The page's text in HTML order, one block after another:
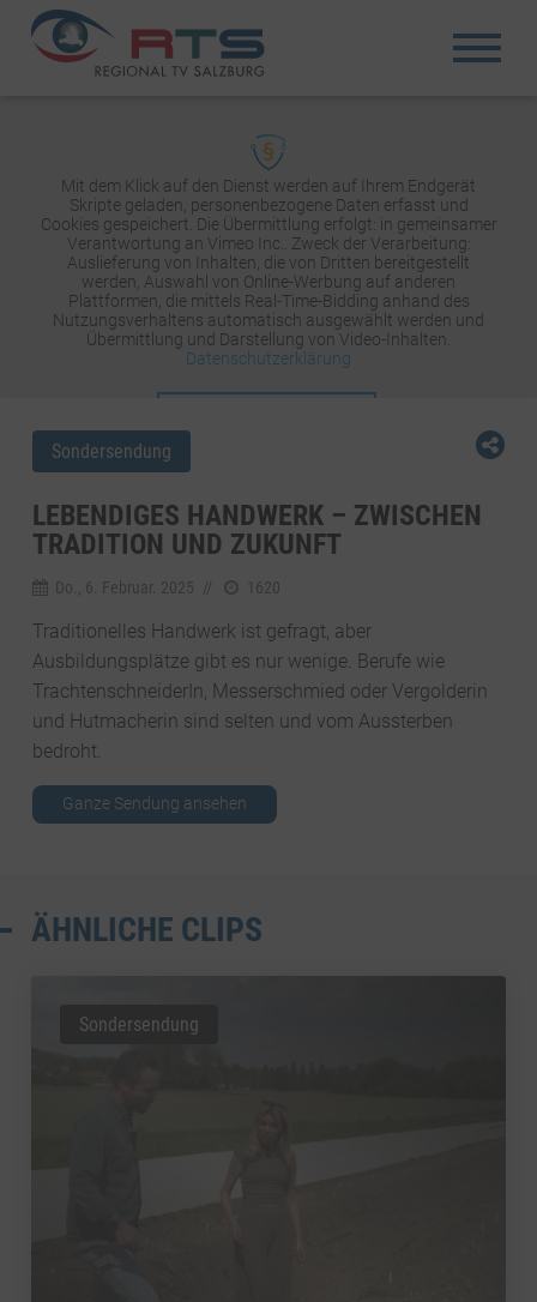
Mit dem Klick auf den Dienst werden auf Ihrem Endgerät
Skripte geladen, personenbezogene Daten erfasst und
Cookies gespeichert. Die Übermittlung erfolgt: in gemeinsamer
Verantwortung an Vimeo Inc.. Zweck der Verarbeitung:
Auslieferung von Inhalten, die von Dritten bereitgestellt
werden, Auswahl von Online-Werbung auf anderen
Plattformen, die mittels Real-Time-Bidding anhand des
Nutzungsverhaltens automatisch ausgewählt werden und
Übermittlung und Darstellung von Video-Inhalten.
Datenschutzerklärung
Sondersendung
LEBENDIGES HANDWERK – ZWISCHEN
TRADITION UND ZUKUNFT
Do., 6. Februar. 2025 1620
Traditionelles Handwerk ist gefragt, aber
Ausbildungsplätze gibt es nur wenige. Berufe wie
TrachtenschneiderIn, Messerschmied oder Vergolderin
und Hutmacherin sind selten und vom Aussterben
bedroht.
Ganze Sendung ansehen
ÄHNLICHE CLIPS
Sondersendung